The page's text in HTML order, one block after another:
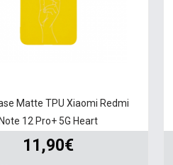
Matte TPU Xiaomi Redmi
12 Pro+ 5G Heart
11,90€